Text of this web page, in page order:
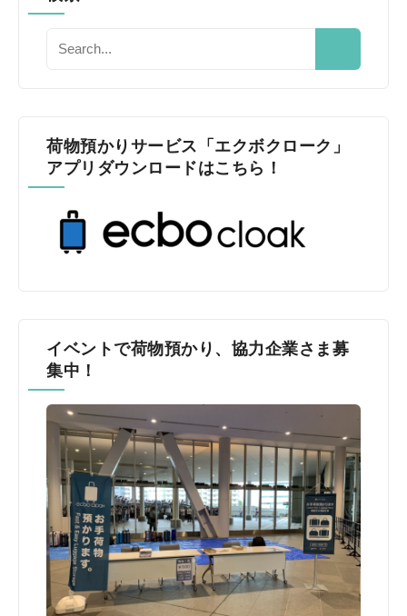
荷物預かりサービス「エクボクローク」
アプリダウンロードはこちら！
イベントで荷物預かり、協力企業さま募
集中！